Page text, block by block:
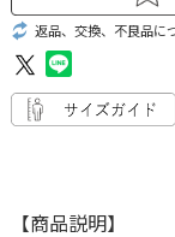
返品、交換、不良品に
【商品説明】